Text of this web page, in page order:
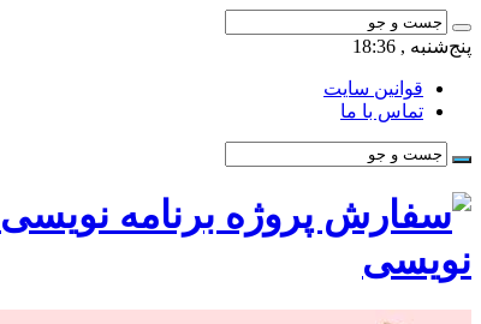
پنج‌شنبه , 18:36
قوانین سایت
تماس با ما
نویسی